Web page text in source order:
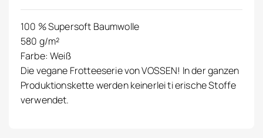
100 % Supersoft Baumwolle
580 g/m²
Farbe: Weiß
Die vegane Frotteeserie von VOSSEN! In der ganzen
Produktionskette werden keinerlei ti erische Stoffe
verwendet.